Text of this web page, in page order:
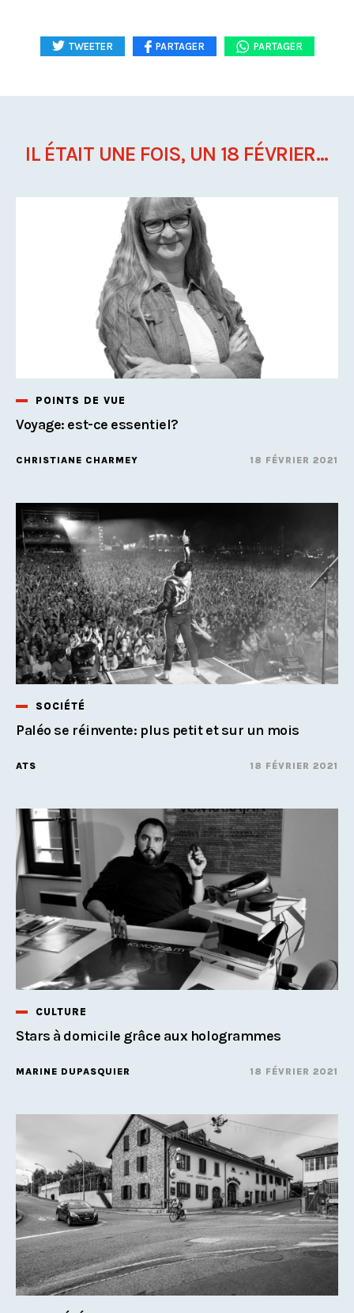
TWEETER PARTAGER PARTAGER
IL ÉTAIT UNE FOIS, UN 18 FÉVRIER...
POINTS DE VUE
Voyage: est-ce essentiel?
CHRISTIANE CHARMEY 18 FÉVRIER 2021
SOCIÉTÉ
Paléo se réinvente: plus petit et sur un mois
ATS 18 FÉVRIER 2021
CULTURE
Stars à domicile grâce aux hologrammes
MARINE DUPASQUIER 18 FÉVRIER 2021